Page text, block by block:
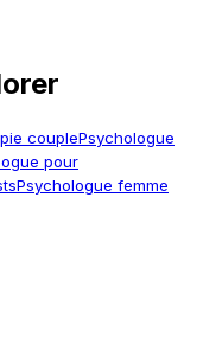
couplePsychologue
pour
Psychologue femme